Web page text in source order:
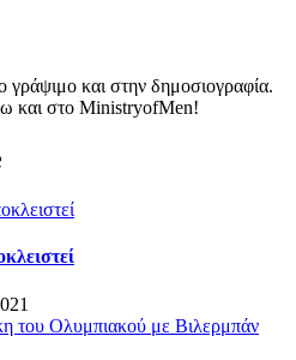
και στην δημοσιογραφία.
και στο MinistryofMen!